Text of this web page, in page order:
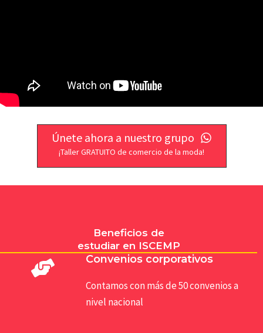
Únete ahora a nuestro grupo
¡Taller GRATUITO de comercio de la moda!
Beneficios de
estudiar en ISCEMP
Convenios corporativos
Contamos con más de 50 convenios a
nivel nacional